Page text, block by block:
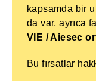
kapsamda bir
da var, ayrıca
VIE / Aiesec
Bu fırsatlar